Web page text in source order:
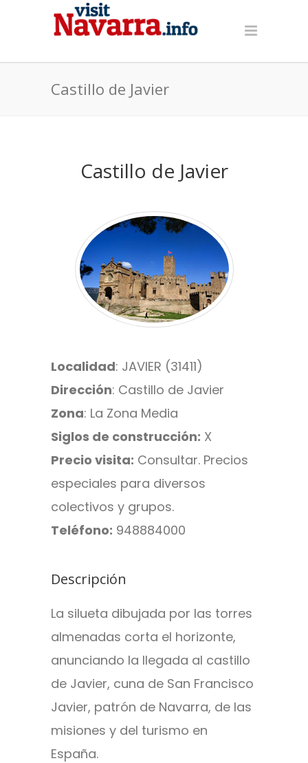
Castillo de Javier
Castillo de Javier
Localidad: JAVIER (31411)
Dirección: Castillo de Javier
Zona: La Zona Media
Siglos de construcción: X
Precio visita: Consultar. Precios
especiales para diversos
colectivos y grupos.
Teléfono: 948884000
Descripción
La silueta dibujada por las torres
almenadas corta el horizonte,
anunciando la llegada al castillo
de Javier, cuna de San Francisco
Javier, patrón de Navarra, de las
misiones y del turismo en
España.